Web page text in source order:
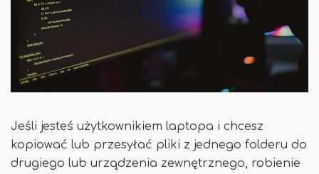
Jeśli jesteś użytkownikiem laptopa i chcesz
kopiować lub przesyłać pliki z jednego folderu do
drugiego lub urządzenia zewnętrznego, robienie